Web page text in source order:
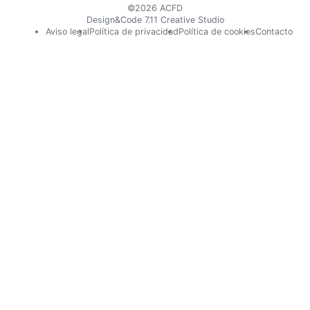
©2026 ACFD
Design&Code 7.11 Creative Studio
Pie
Aviso legalPolítica de privacidadPolítica de cookiesContacto